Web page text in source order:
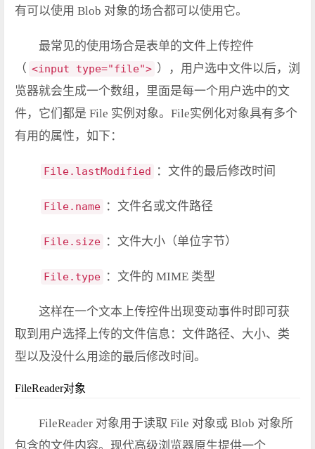
有可以使用 Blob 对象的场合都可以使用它。
最常见的使用场合是表单的文件上传控件
（ <input type="file"> ），用户选中文件以后，浏
览器就会生成一个数组，里面是每一个用户选中的文
件，它们都是 File 实例对象。File实例化对象具有多个
有用的属性，如下：
File.lastModified ：文件的最后修改时间
File.name ：文件名或文件路径
File.size ：文件大小（单位字节）
File.type ：文件的 MIME 类型
这样在一个文本上传控件出现变动事件时即可获
取到用户选择上传的文件信息：文件路径、大小、类
型以及没什么用途的最后修改时间。
FileReader对象
FileReader 对象用于读取 File 对象或 Blob 对象所
包含的文件内容。现代高级浏览器原生提供一个